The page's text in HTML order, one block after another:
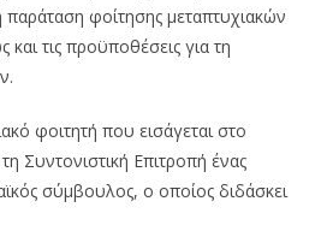
φοίτησης μεταπτυχιακών
τις προϋποθέσεις για τη
φοιτητή που εισάγεται στο
Συντονιστική Επιτροπή ένας
σύμβουλος, ο οποίος διδάσκει